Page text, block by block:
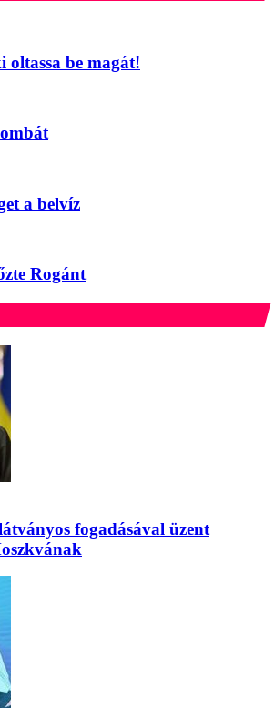
be magát!
a belvíz
Rogánt
fogadásával üzent